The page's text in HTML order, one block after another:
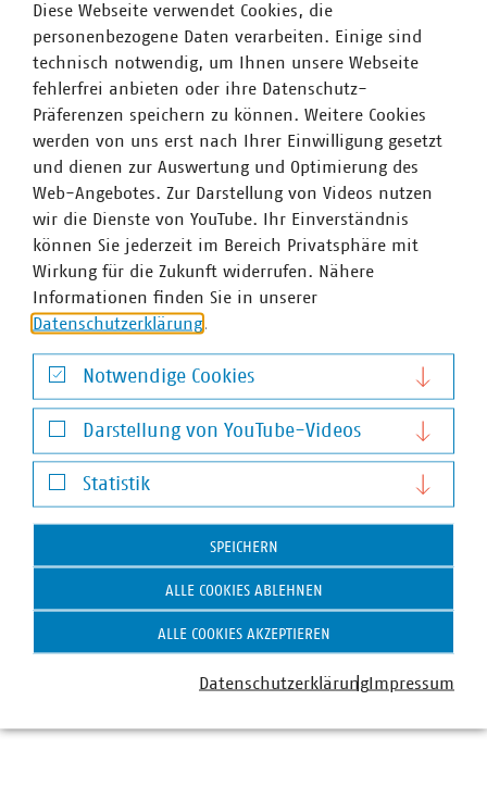
Ansprechpartner
Julian Büche
Geschäftsführer
Diese Webseite verwendet Cookies, die
personenbezogene Daten verarbeiten. Einige sind
technisch notwendig, um Ihnen unsere Webseite
fehlerfrei anbieten oder ihre Datenschutz-
Präferenzen speichern zu können. Weitere Cookies
werden von uns erst nach Ihrer Einwilligung gesetzt
und dienen zur Auswertung und Optimierung des
Web-Angebotes. Zur Darstellung von Videos nutzen
wir die Dienste von YouTube. Ihr Einverständnis
können Sie jederzeit im Bereich Privatsphäre mit
Wirkung für die Zukunft widerrufen. Nähere
Informationen finden Sie in unserer
Datenschutzerklärung.
Notwendige Cookies
Notwendige Cookies
Darstellung von YouTube-Videos
Darstellung von YouTube-Videos
Statistik
Statistik
SPEICHERN
ALLE COOKIES ABLEHNEN
ALLE COOKIES AKZEPTIEREN
DatenschutzerklärungImpressum